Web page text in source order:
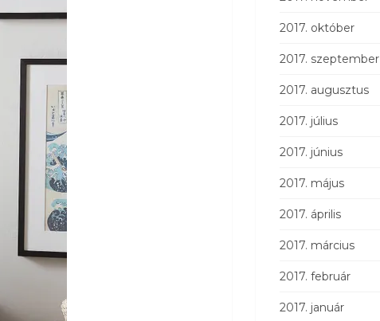
2017. október
2017. szeptember
2017. augusztus
2017. július
2017. június
2017. május
2017. április
2017. március
2017. február
2017. január